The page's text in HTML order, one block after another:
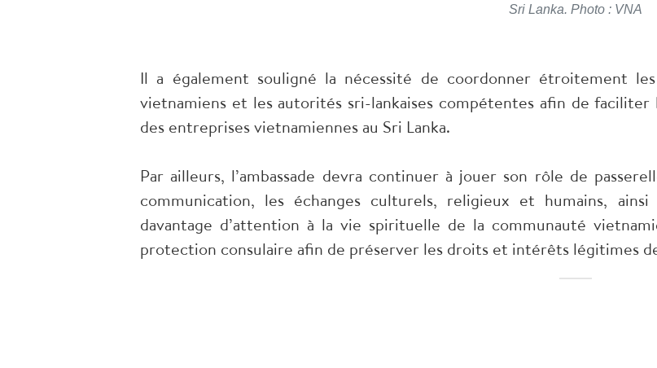
Sri Lanka. Photo : VNA
Il a également souligné la nécessité de coordonner étroitement
vietnamiens et les autorités sri-lankaises compétentes afin de
des entreprises vietnamiennes au Sri Lanka.
Par ailleurs, l’ambassade devra continuer à jouer son rôle de
communication, les échanges culturels, religieux et humains,
davantage d’attention à la vie spirituelle de la communauté
protection consulaire afin de préserver les droits et intérêts légitimes